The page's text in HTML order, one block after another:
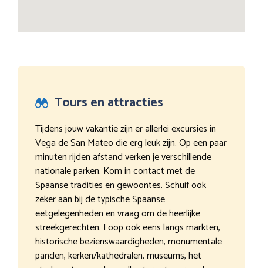
Tours en attracties
Tijdens jouw vakantie zijn er allerlei excursies in
Vega de San Mateo die erg leuk zijn. Op een paar
minuten rijden afstand verken je verschillende
nationale parken. Kom in contact met de
Spaanse tradities en gewoontes. Schuif ook
zeker aan bij de typische Spaanse
eetgelegenheden en vraag om de heerlijke
streekgerechten. Loop ook eens langs markten,
historische bezienswaardigheden, monumentale
panden, kerken/kathedralen, museums, het